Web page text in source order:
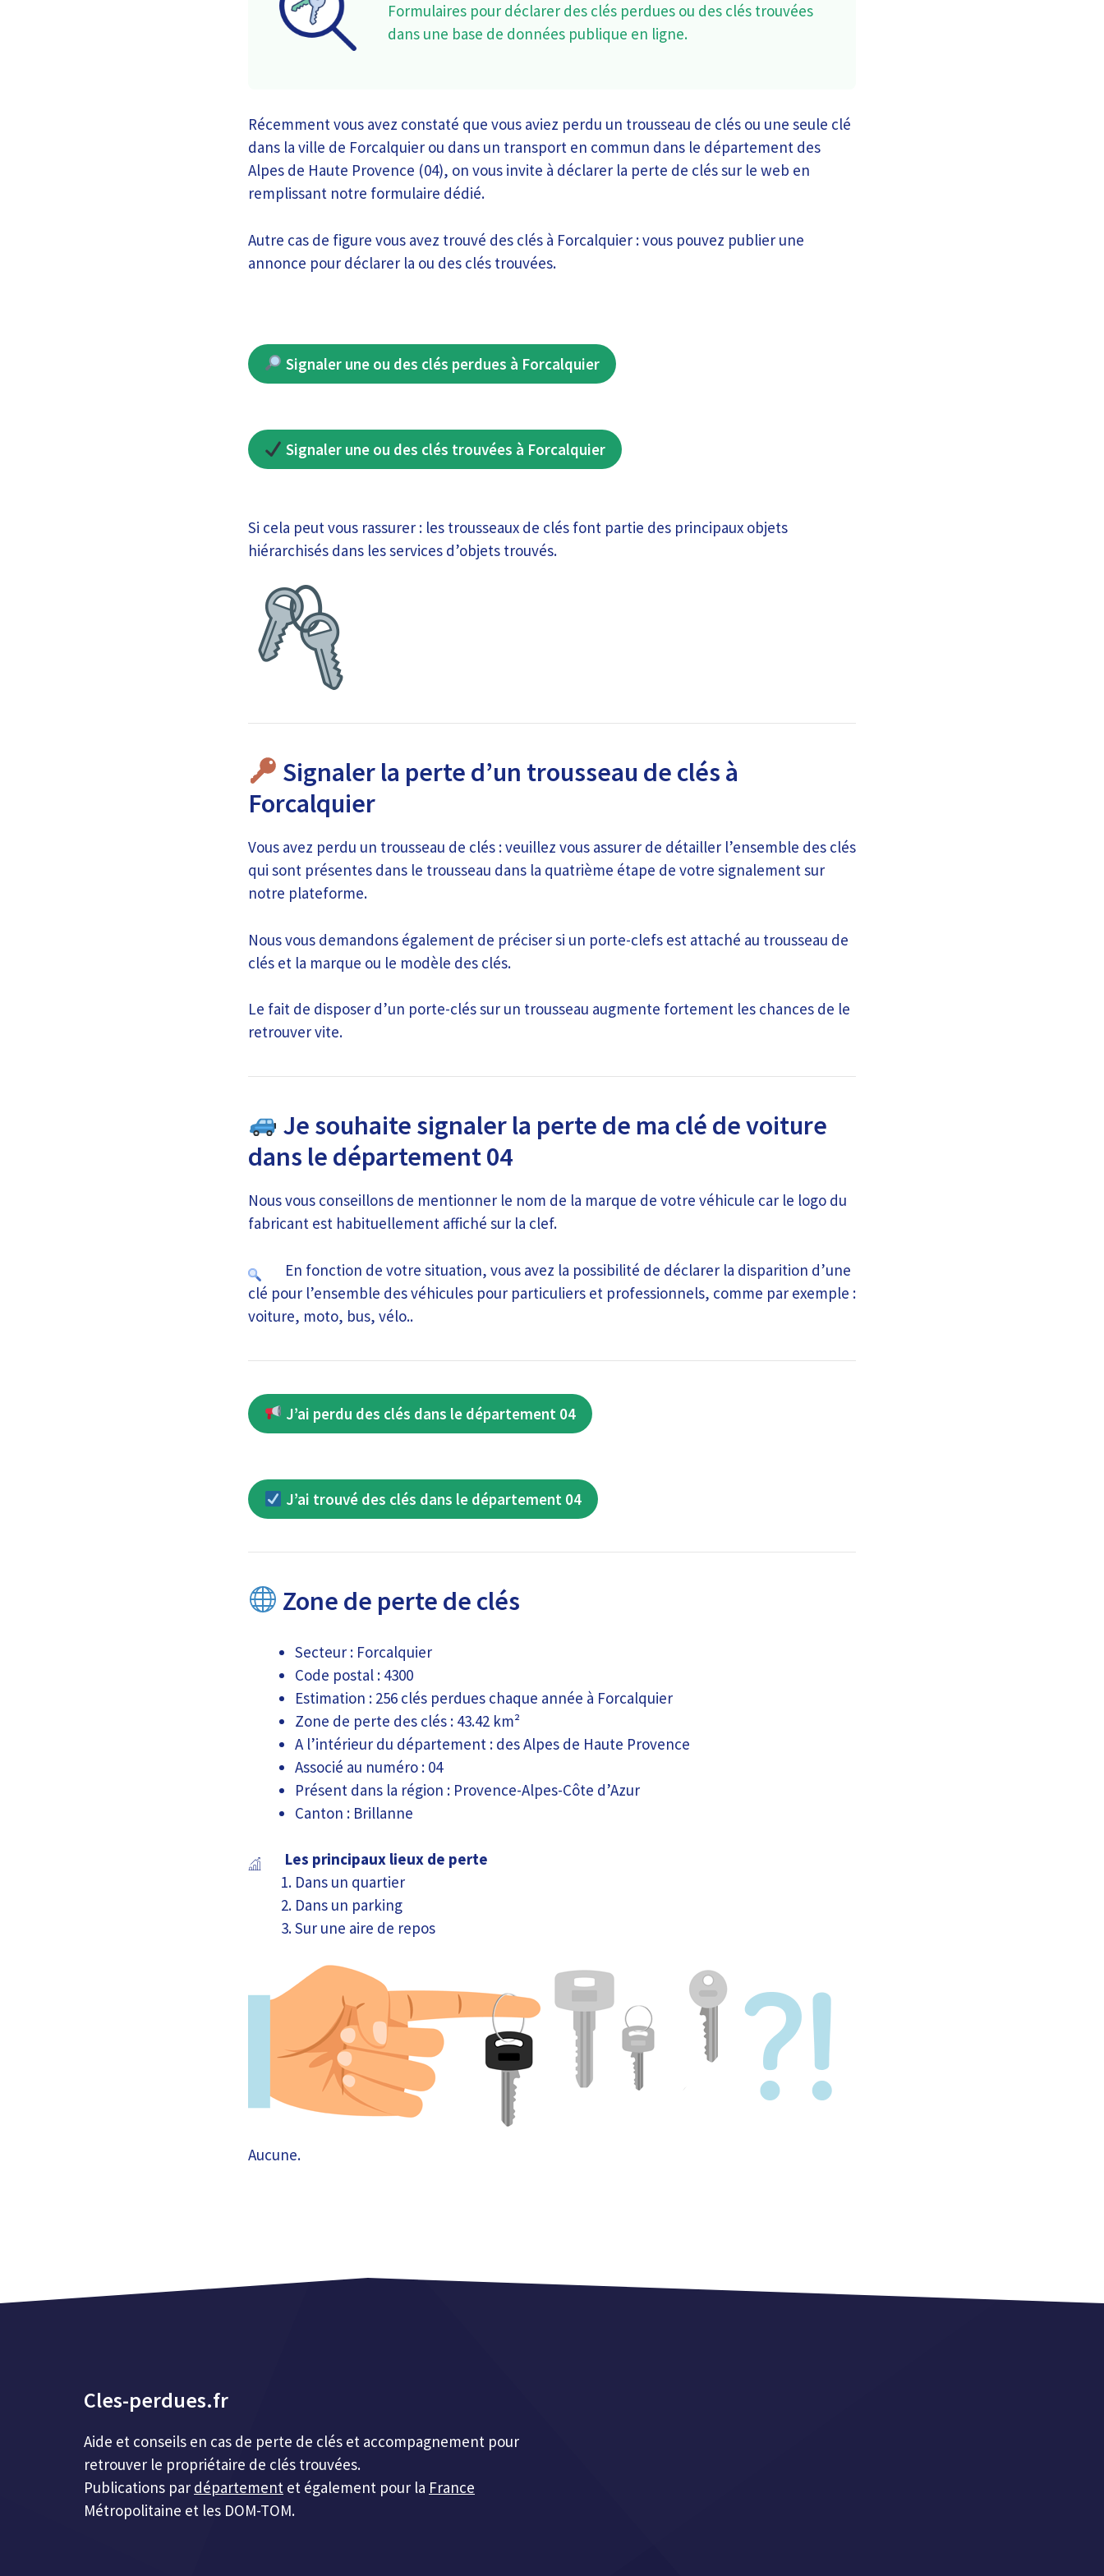
Formulaires pour déclarer des clés perdues ou des clés trouvées
dans une base de données publique en ligne.
Récemment vous avez constaté que vous aviez perdu un trousseau de clés ou une seule clé
dans la ville de Forcalquier ou dans un transport en commun dans le département des
Alpes de Haute Provence (04), on vous invite à déclarer la perte de clés sur le web en
remplissant notre formulaire dédié.
Autre cas de figure vous avez trouvé des clés à Forcalquier : vous pouvez publier une
annonce pour déclarer la ou des clés trouvées.
Signaler une ou des clés perdues à Forcalquier
Signaler une ou des clés trouvées à Forcalquier
Si cela peut vous rassurer : les trousseaux de clés font partie des principaux objets
hiérarchisés dans les services d’objets trouvés.
Signaler la perte d’un trousseau de clés à
Forcalquier
Vous avez perdu un trousseau de clés : veuillez vous assurer de détailler l’ensemble des clés
qui sont présentes dans le trousseau dans la quatrième étape de votre signalement sur
notre plateforme.
Nous vous demandons également de préciser si un porte-clefs est attaché au trousseau de
clés et la marque ou le modèle des clés.
Le fait de disposer d’un porte-clés sur un trousseau augmente fortement les chances de le
retrouver vite.
Je souhaite signaler la perte de ma clé de voiture
dans le département 04
Nous vous conseillons de mentionner le nom de la marque de votre véhicule car le logo du
fabricant est habituellement affiché sur la clef.
En fonction de votre situation, vous avez la possibilité de déclarer la disparition d’une
clé pour l’ensemble des véhicules pour particuliers et professionnels, comme par exemple :
voiture, moto, bus, vélo..
J’ai perdu des clés dans le département 04
J’ai trouvé des clés dans le département 04
Zone de perte de clés
Secteur : Forcalquier
Code postal : 4300
Estimation : 256 clés perdues chaque année à Forcalquier
Zone de perte des clés : 43.42 km²
A l’intérieur du département : des Alpes de Haute Provence
Associé au numéro : 04
Présent dans la région : Provence-Alpes-Côte d’Azur
Canton : Brillanne
Les principaux lieux de perte
Dans un quartier
Dans un parking
Sur une aire de repos
Aucune.
Cles-perdues.fr
Aide et conseils en cas de perte de clés et accompagnement pour
retrouver le propriétaire de clés trouvées.
Publications par département et également pour la France
Métropolitaine et les DOM-TOM.